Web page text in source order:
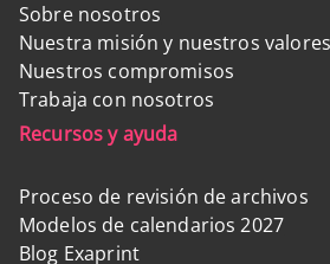
Sobre nosotros
Nuestra misión y nuestros valores
Nuestros compromisos
Trabaja con nosotros
Recursos y ayuda
Proceso de revisión de archivos
Modelos de calendarios 2027
Blog Exaprint